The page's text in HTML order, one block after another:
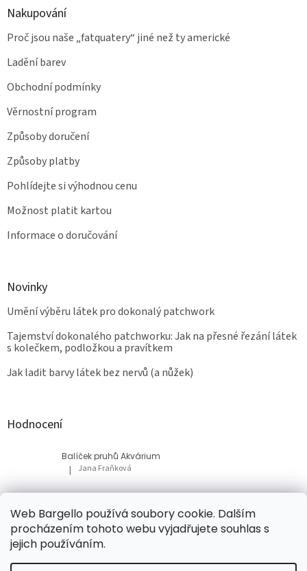
Web Bargello používá soubory cookie. Dalším
procházením tohoto webu vyjadřujete souhlas s
jejich používáním.
Nakupování
Proč jsou naše „fatquatery“ jiné než ty americké
Ladění barev
Obchodní podmínky
Věrnostní program
Způsoby doručení
Způsoby platby
Pohlídejte si výhodnou cenu
Možnost platit kartou
Informace o doručování
Novinky
Umění výběru látek pro dokonalý patchwork
Tajemství dokonalého patchworku: Jak na přesné řezání látek
s kolečkem, podložkou a pravítkem
Jak ladit barvy látek bez nervů (a nůžek)
Hodnocení
Balíček pruhů Akvárium
Hodnocení produktu je 5 z 5 hvězdiček.
| Jana Fraňková
Balíček Lesní med
Hodnocení produktu je 5 z 5 hvězdiček.
| Tatiana Bacikova